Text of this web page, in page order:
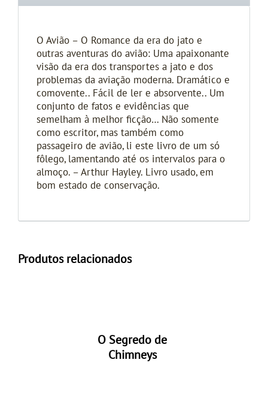
O Avião – O Romance da era do jato e
outras aventuras do avião: Uma apaixonante
visão da era dos transportes a jato e dos
problemas da aviação moderna. Dramático e
comovente.. Fácil de ler e absorvente.. Um
conjunto de fatos e evidências que
semelham à melhor ficção… Não somente
como escritor, mas também como
passageiro de avião, li este livro de um só
fôlego, lamentando até os intervalos para o
almoço. – Arthur Hayley. Livro usado, em
bom estado de conservação.
Produtos relacionados
O Segredo de
Chimneys